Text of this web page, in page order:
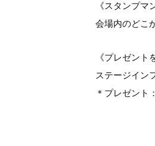
《スタンプマ
会場内のどこ
《プレゼント
ステージイン
＊プレゼント